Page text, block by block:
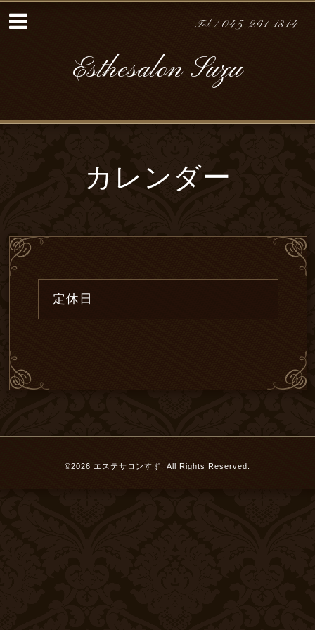
Tel / 045-261-1814
Esthesalon Suzu
カレンダー
定休日
©2026 エステサロンすず . All Rights Reserved.